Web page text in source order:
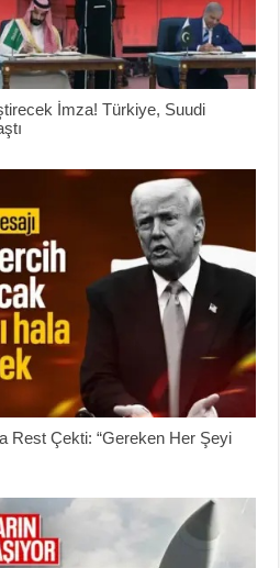
İmza! Türkiye, Suudi
Rest Çekti: “Gereken Her Şeyi